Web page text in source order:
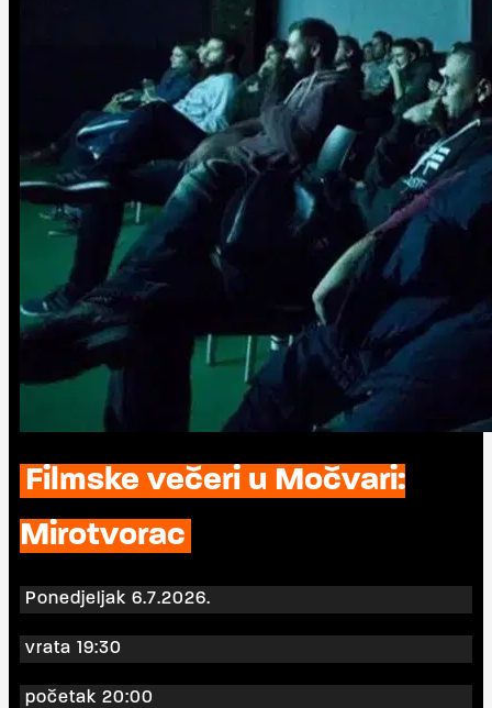
Filmske večeri u Močvari:
Mirotvorac
Ponedjeljak 6.7.2026.
vrata 19:30
početak 20:00